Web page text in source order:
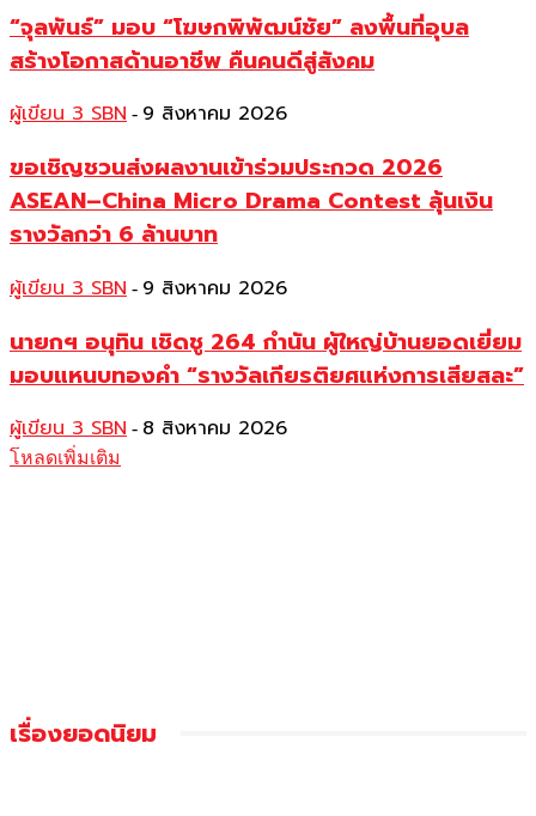
“จุลพันธ์” มอบ “โฆษกพิพัฒน์ชัย” ลงพื้นที่อุบล
สร้างโอกาสด้านอาชีพ คืนคนดีสู่สังคม
ผู้เขียน 3 SBN - 9 สิงหาคม 2026
ขอเชิญชวนส่งผลงานเข้าร่วมประกวด 2026
ASEAN–China Micro Drama Contest ลุ้นเงิน
รางวัลกว่า 6 ล้านบาท
ผู้เขียน 3 SBN - 9 สิงหาคม 2026
นายกฯ อนุทิน เชิดชู 264 กำนัน ผู้ใหญ่บ้านยอดเยี่ยม
มอบแหนบทองคำ “รางวัลเกียรติยศแห่งการเสียสละ”
ผู้เขียน 3 SBN - 8 สิงหาคม 2026
โหลดเพิ่มเติม
เรื่องยอดนิยม